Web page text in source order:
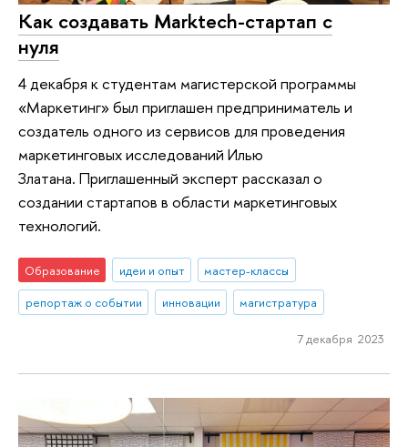
Как создавать Marktech-стартап с
нуля
4 декабря к студентам магистерской программы
«Маркетинг» был приглашен предприниматель и
создатель одного из сервисов для проведения
маркетинговых исследований Илью
Златана. Приглашенный эксперт рассказал о
создании стартапов в области маркетинговых
технологий.
Образование идеи и опыт
мастер-классы
репортаж о событии
инновации магистратура
7 декабря 2023